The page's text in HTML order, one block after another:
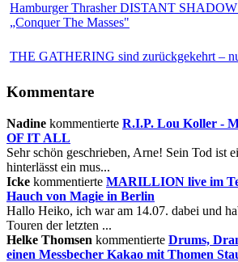
Hamburger Thrasher DISTANT
„Conquer The Masses"
THE GATHERING sind zurückgekehrt –
Kommentare
Nadine kommentierte R.I.P. Lou Koller -
OF IT ALL
Sehr schön geschrieben, Arne! Sein Tod ist
hinterlässt ein mus...
Icke kommentierte MARILLION live im
Hauch von Magie in Berlin
Hallo Heiko, ich war am 14.07. dabei und
Touren der letzten ...
Helke Thomsen kommentierte Drums,
einen Messbecher Kakao mit Thomen